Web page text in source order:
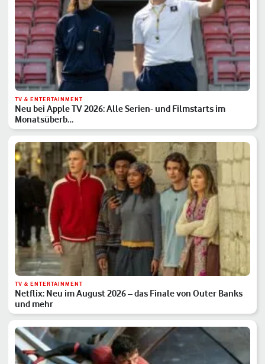
TV & ENTERTAINMENT
Neu bei Apple TV 2026: Alle Serien- und Filmstarts im
Monatsüberb…
TV & ENTERTAINMENT
Netflix: Neu im August 2026 – das Finale von Outer Banks
und mehr